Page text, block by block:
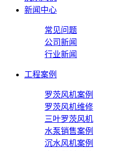
新闻中心
常见问题
公司新闻
行业新闻
工程案例
罗茨风机案例
罗茨风机维修
三叶罗茨风机
水泵销售案例
沉水风机案例